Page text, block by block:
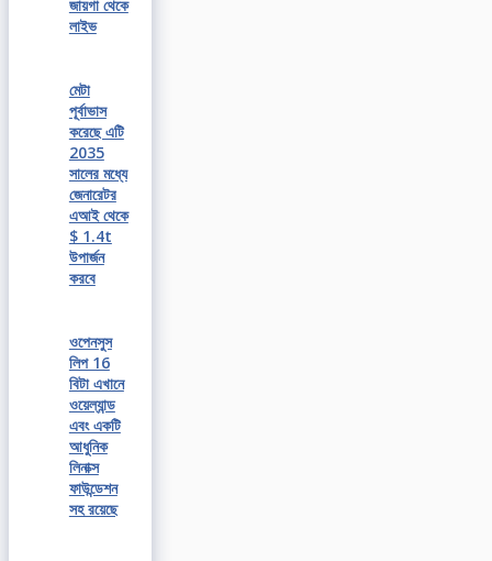
জায়গা থেকে
লাইভ
মেটা
পূর্বাভাস
করেছে এটি
2035
সালের মধ্যে
জেনারেটর
এআই থেকে
$ 1.4t
উপার্জন
করবে
ওপেনসুস
লিপ 16
বিটা এখানে
ওয়েল্যান্ড
এবং একটি
আধুনিক
লিনাক্স
ফাউন্ডেশন
সহ রয়েছে